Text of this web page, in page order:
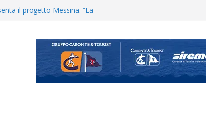
il terzino Matteo Guerriero
ma non chi siamo”
bocciato il Fasano,
e Kamarat restano in
si alzano i ritmi tra lavoro